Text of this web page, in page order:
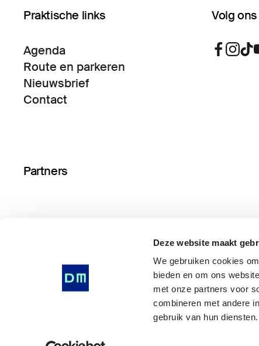
Deze website maakt
We gebruiken cookies
bieden en om ons
met onze partners voor
combineren met andere
gebruik van hun diensten.
Praktische links
Agenda
Route en parkeren
Nieuwsbrief
Contact
Volg ons
Partners
Cookie voorkeuren